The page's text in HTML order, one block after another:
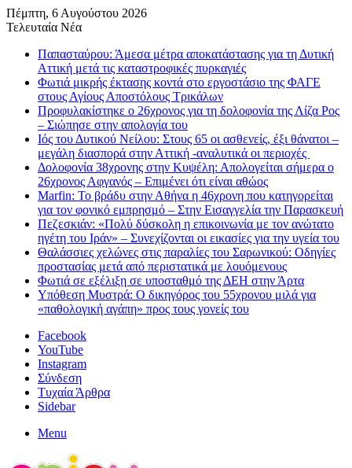
Πέμπτη, 6 Αυγούστου 2026
Τελευταία Νέα
Παπασταύρου: Άμεσα μέτρα αποκατάστασης για τη Δυτική
Αττική μετά τις καταστροφικές πυρκαγιές
Φωτιά μικρής έκτασης κοντά στο εργοστάσιο της ΦΑΓΕ
στους Αγίους Αποστόλους Τρικάλων
Προφυλακίστηκε ο 26χρονος για τη δολοφονία της Λίζα Ρος
– Σιώπησε στην απολογία του
Ιός του Δυτικού Νείλου: Στους 65 οι ασθενείς, έξι θάνατοι –
μεγάλη διασπορά στην Αττική -αναλυτικά οι περιοχές
Δολοφονία 38χρονης στην Κυψέλη: Απολογείται σήμερα ο
26χρονος Αφγανός – Επιμένει ότι είναι αθώος
Marfin: Το βράδυ στην Αθήνα η 46χρονη που κατηγορείται
για τον φονικό εμπρησμό – Στην Εισαγγελία την Παρασκευή
Πεζεσκιάν: «Πολύ δύσκολη η επικοινωνία με τον ανώτατο
ηγέτη του Ιράν» – Συνεχίζονται οι εικασίες για την υγεία του
Θαλάσσιες χελώνες στις παραλίες του Σαρωνικού: Οδηγίες
προστασίας μετά από περιστατικά με λουόμενους
Φωτιά σε εξέλιξη σε υποσταθμό της ΔΕΗ στην Άρτα
Υπόθεση Μυστρά: Ο δικηγόρος του 55χρονου μιλά για
«παθολογική αγάπη» προς τους γονείς του
Facebook
YouTube
Instagram
Σύνδεση
Τυχαία Άρθρα
Sidebar
Menu